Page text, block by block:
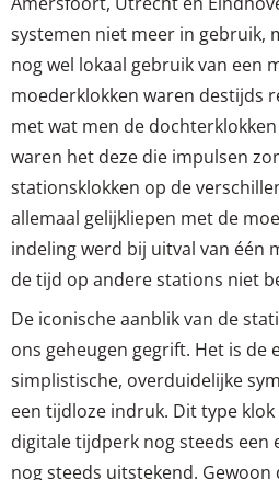
systemen niet meer in gebruik,
nog wel lokaal gebruik van een
moederklokken waren destijds
met wat men de
waren het deze die impulsen
stationsklokken op de
allemaal gelijkliepen met de
indeling werd bij uitval van één
de tijd op andere stations niet
De iconische aanblik van de
ons geheugen gegrift. Het is de
simplistische, overduidelijke
een tijdloze indruk. Dit type
digitale tijdperk nog steeds een
nog steeds uitstekend.